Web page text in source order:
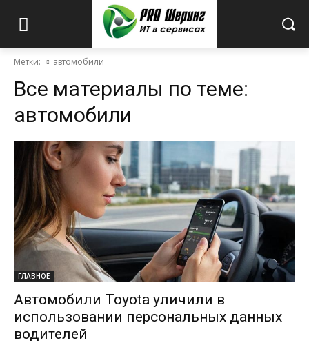
Метки: автомобили
Все материалы по теме:
автомобили
ГЛАВНОЕ
Автомобили Toyota уличили в
использовании персональных данных
водителей